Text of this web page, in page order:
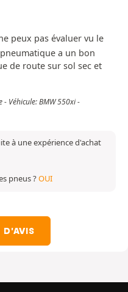
peux pas évaluer vu le
a un bon
de route sur sol sec et
Véhicule: BMW 550xi -
à une expérience d'achat
pneus ?OUI
D'AVIS